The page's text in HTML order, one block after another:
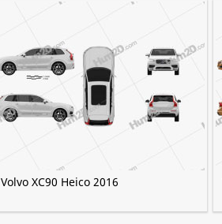
Volvo XC90 Heico 2016